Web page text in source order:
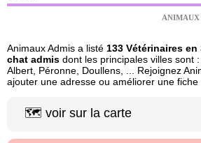
ANIMAUX
Animaux Admis a listé 133 Vétérinaires
chat admis dont les principales villes sont :
Albert, Péronne, Doullens, ... Rejoignez
ajouter une adresse ou améliorer une fiche
🗺️ voir sur la carte